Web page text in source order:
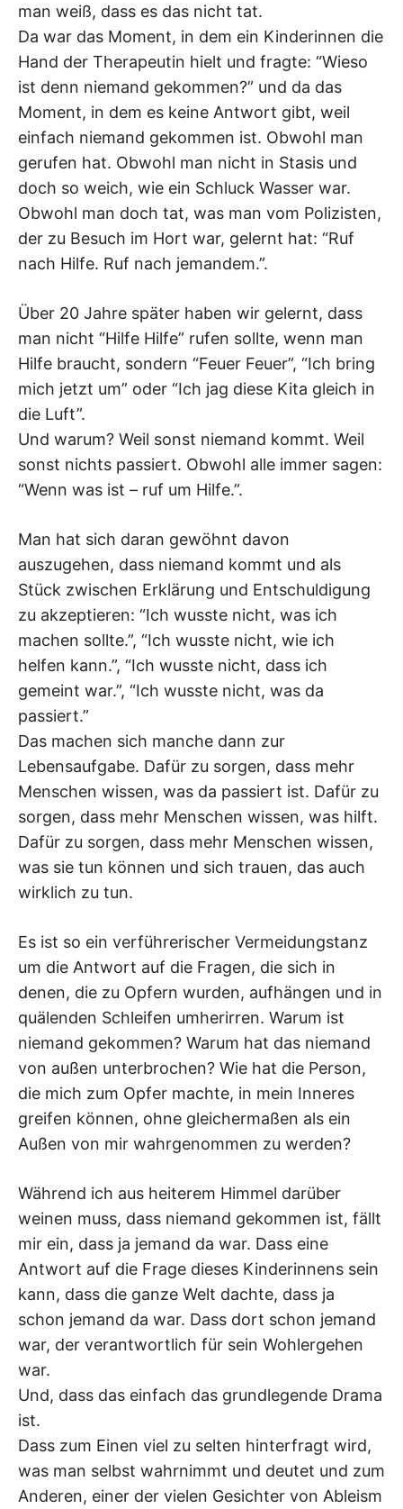
man weiß, dass es das nicht tat.
Da war das Moment, in dem ein Kinderinnen die
Hand der Therapeutin hielt und fragte: “Wieso
ist denn niemand gekommen?” und da das
Moment, in dem es keine Antwort gibt, weil
einfach niemand gekommen ist. Obwohl man
gerufen hat. Obwohl man nicht in Stasis und
doch so weich, wie ein Schluck Wasser war.
Obwohl man doch tat, was man vom Polizisten,
der zu Besuch im Hort war, gelernt hat: “Ruf
nach Hilfe. Ruf nach jemandem.”.
Über 20 Jahre später haben wir gelernt, dass
man nicht “Hilfe Hilfe” rufen sollte, wenn man
Hilfe braucht, sondern “Feuer Feuer”, “Ich bring
mich jetzt um” oder “Ich jag diese Kita gleich in
die Luft”.
Und warum? Weil sonst niemand kommt. Weil
sonst nichts passiert. Obwohl alle immer sagen:
“Wenn was ist – ruf um Hilfe.”.
Man hat sich daran gewöhnt davon
auszugehen, dass niemand kommt und als
Stück zwischen Erklärung und Entschuldigung
zu akzeptieren: “Ich wusste nicht, was ich
machen sollte.”, “Ich wusste nicht, wie ich
helfen kann.”, “Ich wusste nicht, dass ich
gemeint war.”, “Ich wusste nicht, was da
passiert.”
Das machen sich manche dann zur
Lebensaufgabe. Dafür zu sorgen, dass mehr
Menschen wissen, was da passiert ist. Dafür zu
sorgen, dass mehr Menschen wissen, was hilft.
Dafür zu sorgen, dass mehr Menschen wissen,
was sie tun können und sich trauen, das auch
wirklich zu tun.
Es ist so ein verführerischer Vermeidungstanz
um die Antwort auf die Fragen, die sich in
denen, die zu Opfern wurden, aufhängen und in
quälenden Schleifen umherirren. Warum ist
niemand gekommen? Warum hat das niemand
von außen unterbrochen? Wie hat die Person,
die mich zum Opfer machte, in mein Inneres
greifen können, ohne gleichermaßen als ein
Außen von mir wahrgenommen zu werden?
Während ich aus heiterem Himmel darüber
weinen muss, dass niemand gekommen ist, fällt
mir ein, dass ja jemand da war. Dass eine
Antwort auf die Frage dieses Kinderinnens sein
kann, dass die ganze Welt dachte, dass ja
schon jemand da war. Dass dort schon jemand
war, der verantwortlich für sein Wohlergehen
war.
Und, dass das einfach das grundlegende Drama
ist.
Dass zum Einen viel zu selten hinterfragt wird,
was man selbst wahrnimmt und deutet und zum
Anderen, einer der vielen Gesichter von Ableism